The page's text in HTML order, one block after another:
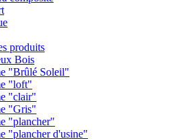
produits
Bois
"Brûlé Soleil"
"loft"
"clair"
"Gris"
"plancher"
"plancher d'usine"